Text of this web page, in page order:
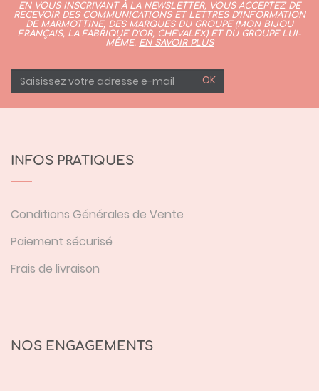
EN VOUS INSCRIVANT À LA NEWSLETTER, VOUS ACCEPTEZ DE
RECEVOIR DES COMMUNICATIONS ET LETTRES D’INFORMATION
DE MARMOTTINE, DES MARQUES DU GROUPE (MON BIJOU
FRANÇAIS, LA FABRIQUE D’OR, CHEVALEX)ET DU GROUPE LUI-
MÊME. EN SAVOIR PLUS
OK
INFOS PRATIQUES
Conditions Générales de Vente
Paiement sécurisé
Frais de livraison
NOS ENGAGEMENTS